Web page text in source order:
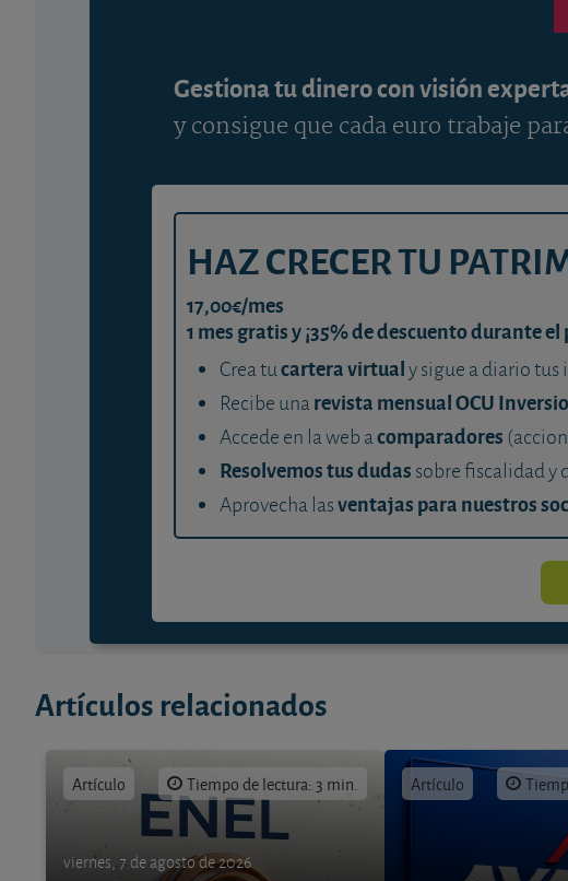
Gestiona tu dinero con visión
y consigue que cada euro trabaje
HAZ CRECER TU
17,00€/mes
1 mes gratis y ¡35% de descuento durante
Crea tucartera virtualy sigue a diario tus
Recibe unarevista mensual OCU
Accede en la web acomparadores
Resolvemos tus dudas sobre fiscalidad y
Aprovecha lasventajas para nuestros
Artículos relacionados
Artículo Tiempo de lectura: 3 min.
viernes, 7 de agosto de 2026
Artículo